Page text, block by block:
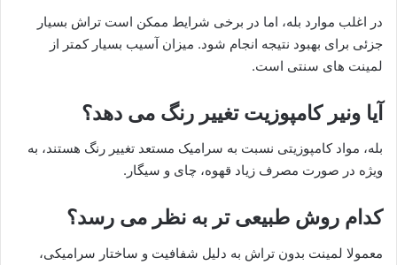
در اغلب موارد بله، اما در برخی شرایط ممکن است تراش بسیار
جزئی برای بهبود نتیجه انجام شود. میزان آسیب بسیار کمتر از
لمینت های سنتی است.
آیا ونیر کامپوزیت تغییر رنگ می دهد؟
بله، مواد کامپوزیتی نسبت به سرامیک مستعد تغییر رنگ هستند، به
ویژه در صورت مصرف زیاد قهوه، چای و سیگار.
کدام روش طبیعی تر به نظر می رسد؟
معمولا لمینت بدون تراش به دلیل شفافیت و ساختار سرامیکی،